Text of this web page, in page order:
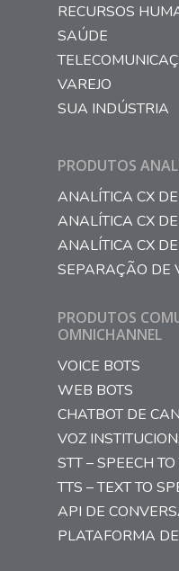
RECURSOS
SAÚDE
VAREJO
SUA INDÚSTRIA
PRODUTOS
ANALÍTICA CX
ANALÍTICA CX
ANALÍTICA CX
SEPARAÇÃO DE
PRODUTOS
OMNICHANNEL
VOICE BOTS
WEB BOTS
CHATBOT DE
VOZ
STT – SPEECH
TTS – TEXT TO
API DE
PLATAFORMA